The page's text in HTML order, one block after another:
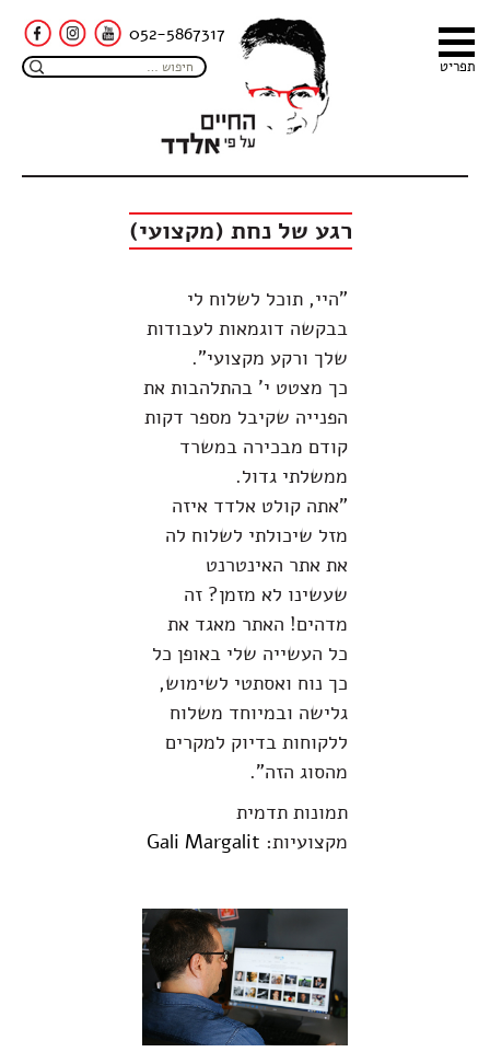
052-5867317
רגע של נחת (מקצועי)
"היי, תוכל לשלוח לי
בבקשה דוגמאות לעבודות
שלך ורקע מקצועי".
כך מצטט י' בהתלהבות את
הפנייה שקיבל מספר דקות
קודם מבכירה במשרד
ממשלתי גדול.
"אתה קולט אלדד איזה
מזל שיכולתי לשלוח לה
את אתר האינטרנט
שעשינו לא מזמן? זה
מדהים! האתר מאגד את
כל העשייה שלי באופן כל
כך נוח ואסתטי לשימוש,
גלישה ובמיוחד משלוח
ללקוחות בדיוק למקרים
מהסוג הזה".
תמונות תדמית
מקצועיות: Gali Margalit
תפריט